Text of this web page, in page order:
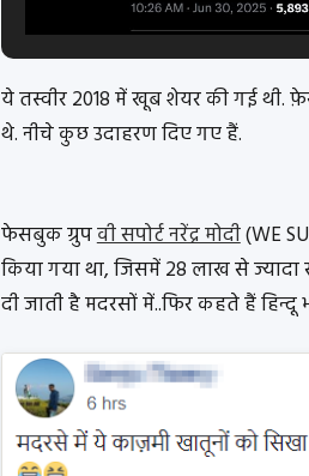
ये तस्वीर 2018 में खूब शेयर की गई
थे. नीचे कुछ उदाहरण दिए गए हैं.
फेसबुक ग्रुपवी सपोर्ट नरेंद्र मोदी(WE
किया गया था, जिसमें 28 लाख से ज्यादा
दी जाती है मदरसों में..फिर कहते हैं हिन्दू